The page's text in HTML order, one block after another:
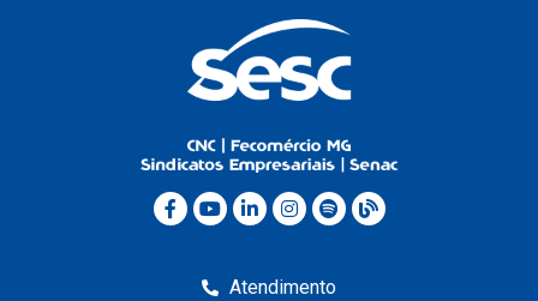
Atendimento